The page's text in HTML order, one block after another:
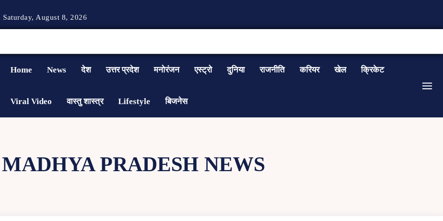
Saturday, August 8, 2026
Home News देश उत्तर प्रदेश मनोरंजन एस्ट्रो दुनिया राजनीति करियर खेल क्रिकेट
Viral Video वास्तु शास्त्र Lifestyle बिजनेस
MADHYA PRADESH NEWS